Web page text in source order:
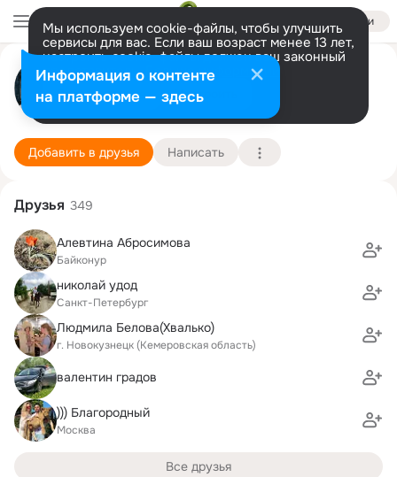
Войти
Мы используем cookie-файлы, чтобы улучшить
сервисы для вас. Если ваш возраст менее 13 лет,
настроить cookie-файлы должен ваш законный
представитель. Больше информации
Разрешить все Настроить
Игорь Б
Равда
20 августа (66 лет)
7 школа (245 школа)
Подробнее
Добавить в друзья Написать
Друзья 349
Алевтина Абросимова
Байконур
николай удод
Санкт-Петербург
Людмила Белова(Хвалько)
г. Новокузнецк (Кемеровская область)
валентин градов
))) Благородный
Москва
Все друзья
Информация о контенте
на платформе — здесь